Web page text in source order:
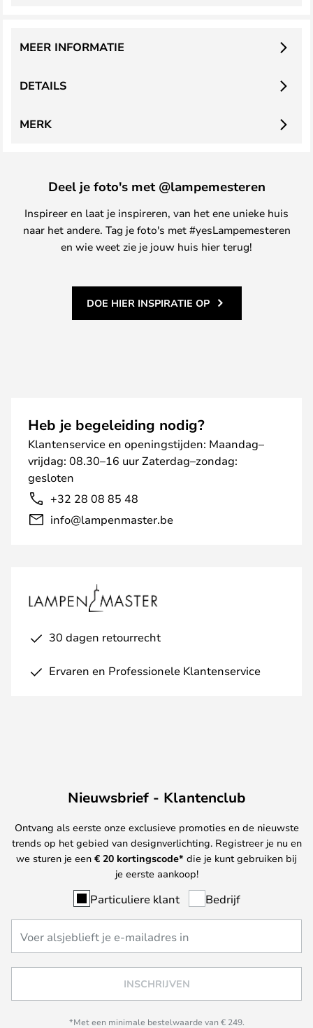
DETAILS
MEER INFORMATIE
MERK
Deel je foto's met @lampemesteren
Inspireer en laat je inspireren, van het ene unieke huis
naar het andere. Tag je foto's met #yesLampemesteren
en wie weet zie je jouw huis hier terug!
DOE HIER INSPIRATIE OP
Heb je begeleiding nodig?
Klantenservice en openingstijden: Maandag–
vrijdag: 08.30–16 uur Zaterdag–zondag:
gesloten
+32 28 08 85 48
info@lampenmaster.be
30 dagen retourrecht
Ervaren en Professionele Klantenservice
Nieuwsbrief - Klantenclub
Ontvang als eerste onze exclusieve promoties en de nieuwste
trends op het gebied van designverlichting. Registreer je nu en
we sturen je een € 20 kortingscode* die je kunt gebruiken bij
je eerste aankoop!
Particuliere klant Bedrijf
INSCHRIJVEN
*Met een minimale bestelwaarde van € 249.